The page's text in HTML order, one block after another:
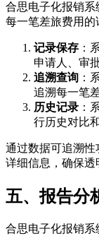
合思电子化报销
每一笔差旅费用的
记录保存 ：
申请人、审
追溯查询 ：
追溯每一笔
历史记录 ：
行历史对比
通过数据可追溯
详细信息，确保透
五、报告分
合思电子化报销